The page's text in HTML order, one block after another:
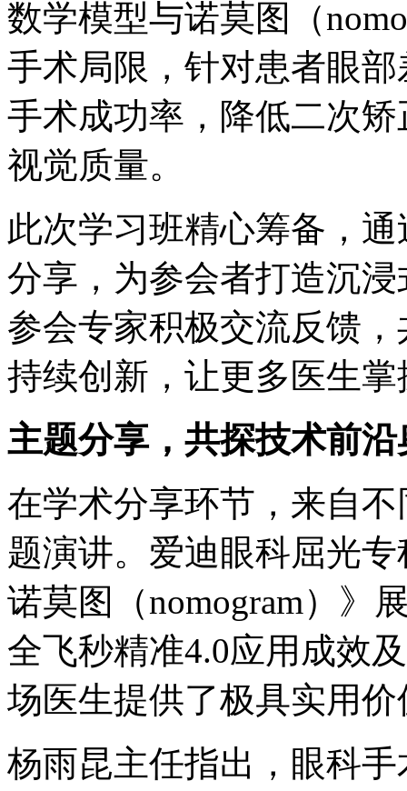
数学模型与诺莫图（
手术局限，针对患者眼
手术成功率，降低二次
视觉质量。
此次学习班精心筹备，
分享，为参会者打造沉
参会专家积极交流反馈
持续创新，让更多医生
主题分享，共探技术前沿
在学术分享环节，来自
题演讲。爱迪眼科屈光
诺莫图（nomogram）》
全飞秒精准4.0应用成效
场医生提供了极具实用
杨雨昆主任指出，眼科